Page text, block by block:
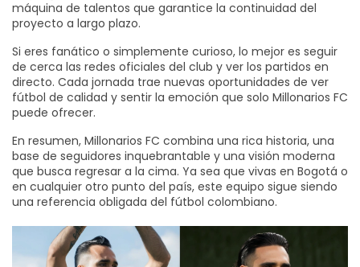
máquina de talentos que garantice la continuidad del
proyecto a largo plazo.
Si eres fanático o simplemente curioso, lo mejor es seguir
de cerca las redes oficiales del club y ver los partidos en
directo. Cada jornada trae nuevas oportunidades de ver
fútbol de calidad y sentir la emoción que solo Millonarios FC
puede ofrecer.
En resumen, Millonarios FC combina una rica historia, una
base de seguidores inquebrantable y una visión moderna
que busca regresar a la cima. Ya sea que vivas en Bogotá o
en cualquier otro punto del país, este equipo sigue siendo
una referencia obligada del fútbol colombiano.